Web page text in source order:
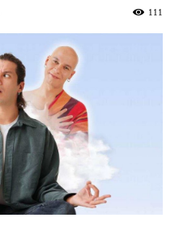
111